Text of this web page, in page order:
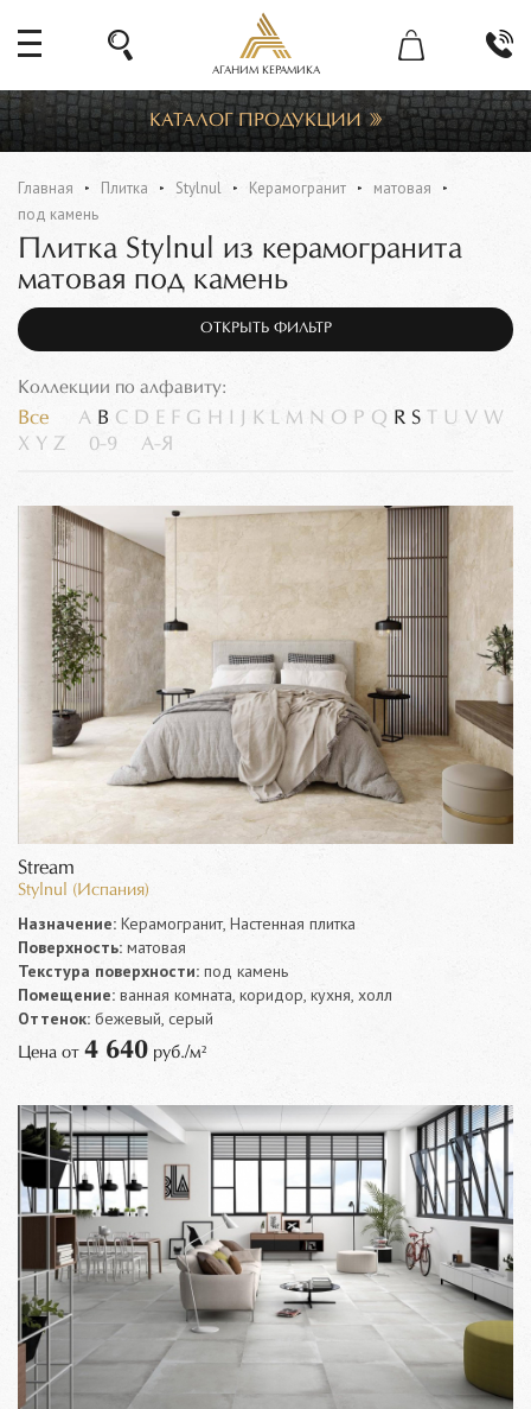
АГАНИМ КЕРАМИКА
КАТАЛОГ ПРОДУКЦИИ
Главная Плитка Stylnul Керамогранит
матовая
под камень
Плитка Stylnul из керамогранита
матовая под камень
ОТКРЫТЬ ФИЛЬТР
Коллекции по алфавиту:
Все A B C D E F G H K L M N O P Q R S U V W
X Y Z 0-9 А-Я
Stream
Stylnul (Испания)
Назначение: Керамогранит, Настенная плитка
Поверхность: матовая
Текстура поверхности: под камень
Помещение: ванная комната, коридор, кухня, холл
Оттенок: бежевый, серый
Цена от 4 640 руб./м²